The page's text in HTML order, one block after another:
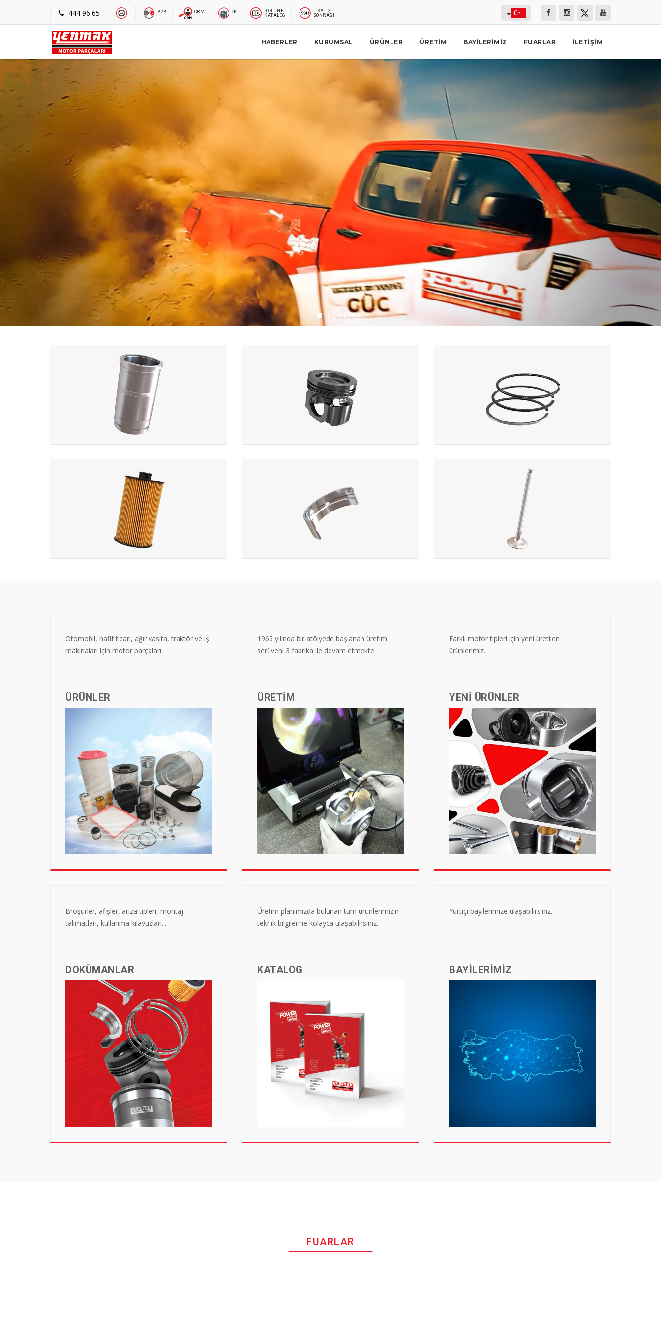
444 96 65 B2B CRM İK
ONLINE
KATALOG
SATIŞ
SONRASI
HABERLER KURUMSAL ÜRÜNLER ÜRETİM BAYILERIMIZ FUARLAR İLETIŞIM
Otomobil, hafif ticari, ağır vasıta, traktör ve iş
makinaları için motor parçaları.
ÜRÜNLER
1965 yılında bir atölyede başlanan üretim
serüveni 3 fabrika ile devam etmekte.
ÜRETİM
Farklı motor tipleri için yeni üretilen
ürünlerimiz.
YENİ ÜRÜNLER
Broşürler, afişler, arıza tipleri, montaj
talimatları, kullanma kılavuzları...
DOKÜMANLAR
Üretim planımızda bulunan tüm ürünlerimizin
teknik bilgilerine kolayca ulaşabilirsiniz.
KATALOG
Yurtiçi bayilerimize ulaşabilirsiniz.
BAYILERIMIZ
FUARLAR